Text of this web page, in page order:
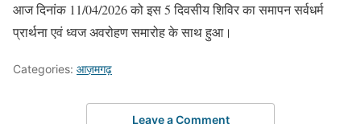
आज दिनांक 11/04/2026 को इस 5 दिवसीय शिविर का समापन सर्वधर्म
प्रार्थना एवं ध्वज अवरोहण समारोह के साथ हुआ।
Categories: आज़मगढ़
Leave a Comment